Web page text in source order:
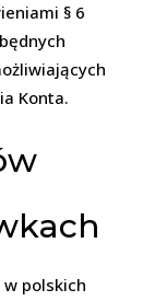
§ 6
Konta.
w polskich